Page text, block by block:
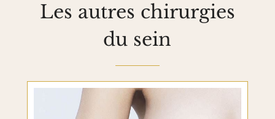
Les autres chirurgies
du sein